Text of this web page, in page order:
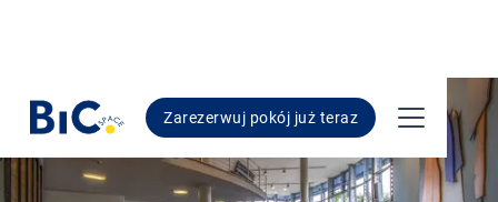
Zarezerwuj pokój już teraz